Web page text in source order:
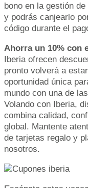
bono en la gestión
y podrás canjearlo
código durante el
Ahorra un 10% con
Iberia ofrecen
pronto volverá a
oportunidad única
mundo con una de
Volando con Iberia,
combina calidad,
global. Mantente
de tarjetas regalo y
nosotros.